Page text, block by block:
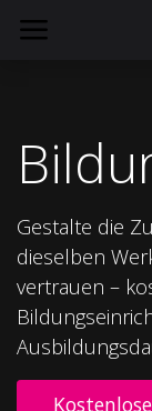
Gestalte die
dieselben
vertrauen –